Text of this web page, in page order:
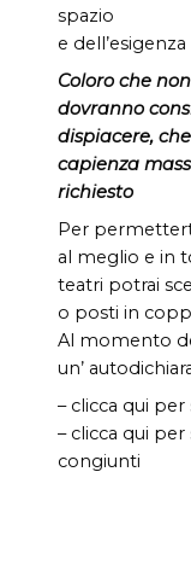
spazio
e
Coloro che
dovranno
dispiacere,
capienza
richiesto
Per
al meglio e in
teatri potrai
o posti in
Al momento
un’
– clicca qui
– clicca qui
congiunti